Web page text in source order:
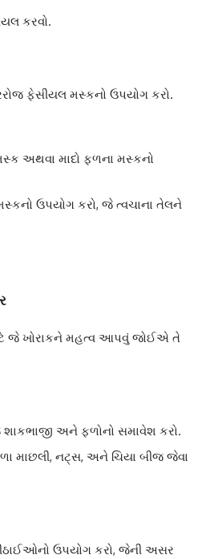
કરવો.
ફેસીયલ મસ્કનો ઉપયોગ કરો.
અથવા માદો ફળના મસ્કનો
ઉપયોગ કરો, જે ત્વચાના તેલને
જે ખોરાકને મહત્વ આપવું જોઈએ તે
શાકભાજી અને ફળોનો સમાવેશ કરો.
માછલી, નટ્સ, અને ચિયા બીજ જેવા
ઉપયોગ કરો, જેની અસર